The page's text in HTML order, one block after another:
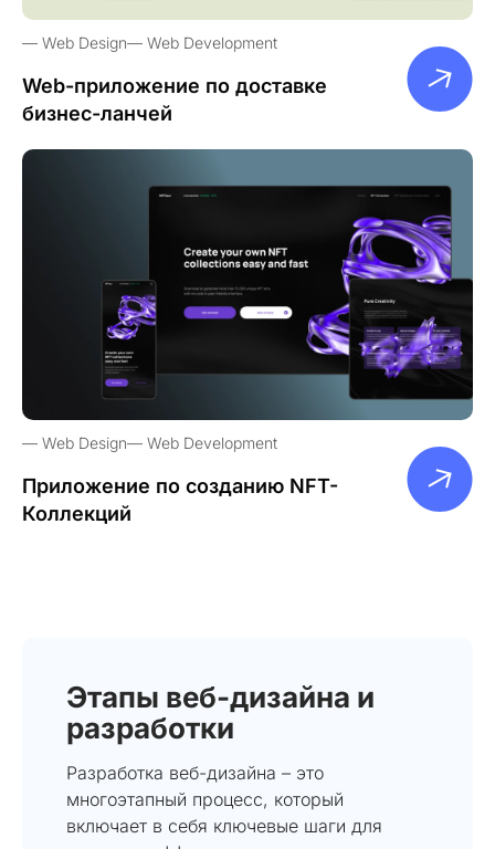
Web Design Web Development
Web-приложение по доставке
бизнес-ланчей
Web Design Web Development
Приложение по созданию NFT-
Коллекций
Этапы веб-дизайна и
разработки
Разработка веб-дизайна – это
многоэтапный процесс, который
включает в себя ключевые шаги для